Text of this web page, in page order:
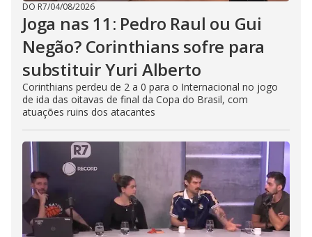
DO R7/04/08/2026
Joga nas 11: Pedro Raul ou Gui
Negão? Corinthians sofre para
substituir Yuri Alberto
Corinthians perdeu de 2 a 0 para o Internacional no jogo
de ida das oitavas de final da Copa do Brasil, com
atuações ruins dos atacantes